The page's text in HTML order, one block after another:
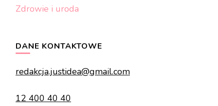
Zdrowie i uroda
DANE KONTAKTOWE
redakcja.justidea@gmail.com
12 400 40 40